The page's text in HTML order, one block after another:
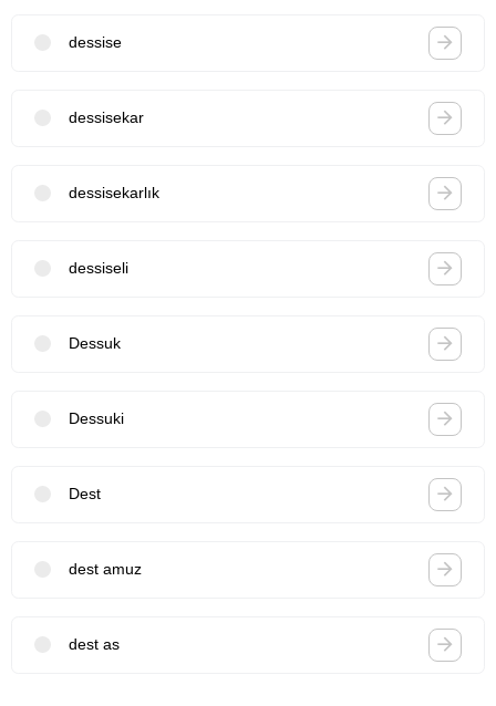
dessise
dessisekar
dessisekarlık
dessiseli
Dessuk
Dessuki
Dest
dest amuz
dest as